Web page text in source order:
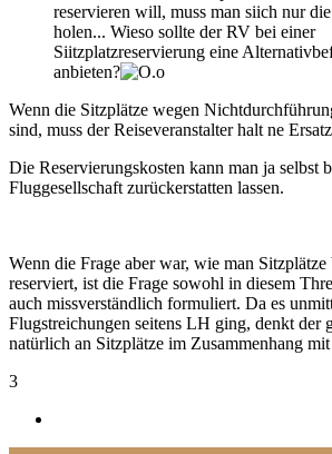
reservieren will, muss man siich nur
holen... Wieso sollte der RV bei einer
Siitzplatzreservierung eine
anbieten?
Wenn die Sitzplätze wegen
sind, muss der Reiseveranstalter halt ne
Die Reservierungskosten kann man ja selbst
Fluggesellschaft zurückerstatten lassen.
Wenn die Frage aber war, wie man Sitzplätze
reserviert, ist die Frage sowohl in diesem
auch missverständlich formuliert. Da es
Flugstreichungen seitens LH ging, denkt der
natürlich an Sitzplätze im Zusammenhang
3